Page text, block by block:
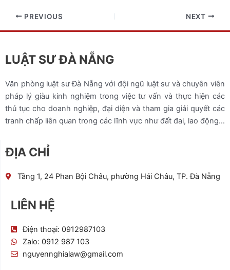
PREVIOUS NEXT
LUẬT SƯ ĐÀ NẴNG
Văn phòng luật sư Đà Nẵng với đội ngũ luật sư và chuyên viên
pháp lý giàu kinh nghiệm trong việc tư vấn và thực hiện các
thủ tục cho doanh nghiệp, đại diện và tham gia giải quyết các
tranh chấp liên quan trong các lĩnh vực như đất đai, lao động…
ĐỊA CHỈ
Tầng 1, 24 Phan Bội Châu, phường Hải Châu, TP. Đà Nẵng
LIÊN HỆ
Điện thoại: 0912987103
Zalo: 0912 987 103
nguyennghialaw@gmail.com